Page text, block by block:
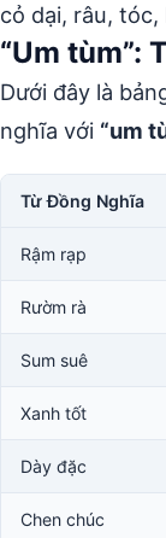
cỏ dại, râu,
“Um tùm”:
Dưới đây là
nghĩa với “um
Từ Đồng Nghĩa
Rậm rạp
Rườm rà
Sum suê
Xanh tốt
Dày đặc
Chen chúc